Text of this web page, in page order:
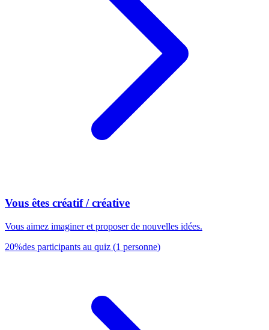
Vous êtes créatif / créative
Vous aimez imaginer et proposer de nouvelles idées.
20%des participants au quiz (1 personne)